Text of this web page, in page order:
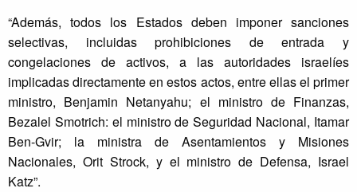
“Además, todos los Estados deben imponer sanciones
selectivas, incluidas prohibiciones de entrada y
congelaciones de activos, a las autoridades israelíes
implicadas directamente en estos actos, entre ellas el primer
ministro, Benjamin Netanyahu; el ministro de Finanzas,
Bezalel Smotrich: el ministro de Seguridad Nacional, Itamar
Ben-Gvir; la ministra de Asentamientos y Misiones
Nacionales, Orit Strock, y el ministro de Defensa, Israel
Katz”.